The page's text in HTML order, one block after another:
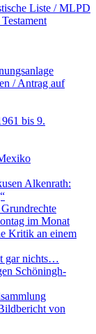
Liste / MLPD
/ Antrag auf
bis 9.
Alkenrath:
im Monat
Kritik an einem
gar nichts…
Schöningh-
von